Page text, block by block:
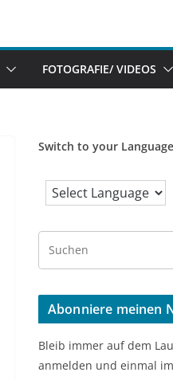
FOTOGRAFIE/ VIDEOS
Switch to your Language
r
h
Abonniere meinen
Bleib immer auf dem
anmelden und einmal